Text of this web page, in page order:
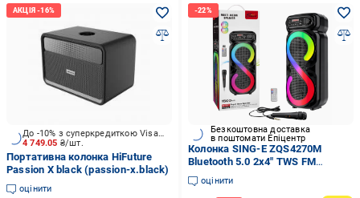
4 749.05 ₴/шт.
До -10% з суперкредиткою Visa Вигода
Портативна колонка HiFuture
Passion X black (passion-x.black)
оцінити
Безкоштовна доставка
в поштомати Епіцентр
Колонка SING-E ZQS4270M
Bluetooth 5.0 2x4" TWS FM
USB/TF AUX LED (31548345)
оцінити